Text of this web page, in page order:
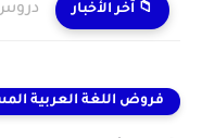
📁 آخر الأخبار
فروض اللغة العربية